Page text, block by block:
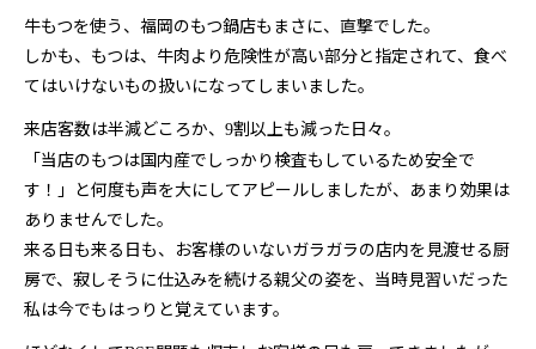
牛もつを使う、福岡のもつ鍋店もまさに、直撃でした。
しかも、もつは、牛肉より危険性が高い部分と指定されて、食べ
てはいけないもの扱いになってしまいました。
来店客数は半減どころか、 9割以上も減った日々。
「当店のもつは国内産でしっかり検査もしているため安全で
す！」と何度も声を大にしてアピールしましたが、あまり効果は
ありませんでした。
来る日も来る日も、 お客様のいないガラガラの店内を見渡せる厨
房で、寂しそうに仕込みを続ける親父の姿を、当時見習いだった
私は今でもはっりと覚えています。